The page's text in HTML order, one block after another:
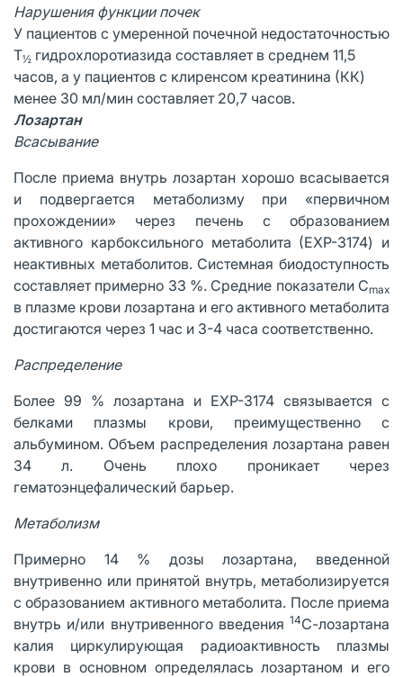
Нарушения функции почек
У пациентов с умеренной почечной недостаточностью
Т½ гидрохлоротиазида составляет в среднем 11,5
часов, а у пациентов с клиренсом креатинина (КК)
менее 30 мл/мин составляет 20,7 часов.
Лозартан
Всасывание
После приема внутрь лозартан хорошо всасывается
и подвергается метаболизму при «первичном
прохождении» через печень с образованием
активного карбоксильного метаболита (ЕXP-3174) и
неактивных метаболитов. Системная биодоступность
составляет примерно 33 %. Средние показатели Сmax
в плазме крови лозартана и его активного метаболита
достигаются через 1 час и 3-4 часа соответственно.
Распределение
Более 99 % лозартана и EXP-3174 связывается с
белками плазмы крови, преимущественно с
альбумином. Объем распределения лозартана равен
34 л. Очень плохо проникает через
гематоэнцефалический барьер.
Метаболизм
Примерно 14 % дозы лозартана, введенной
внутривенно или принятой внутрь, метаболизируется
с образованием активного метаболита. После приема
внутрь и/или внутривенного введения 14С-лозартана
калия циркулирующая радиоактивность плазмы
крови в основном определялась лозартаном и его